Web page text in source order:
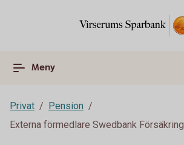
Meny
Privat
Pension
Externa förmedlare Swedbank Försäkring